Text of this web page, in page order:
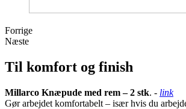
Forrige
Næste
Til komfort og finish
Millarco Knæpude med rem – 2 stk. - link
Gør arbejdet komfortabelt – især hvis du